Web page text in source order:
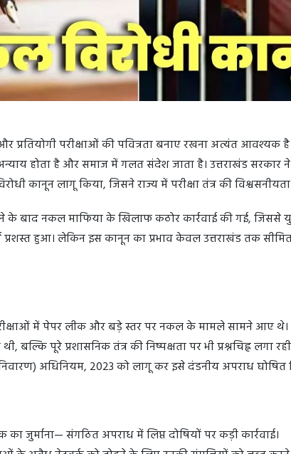
प्रतियोगी परीक्षाओं की पवित्रता बनाए रखना अत्यंत आवश्यक
होता है और समाज में गलत संदेश जाता है। उत्तराखंड सरकार
कानून लागू किया, जिसने राज्य में परीक्षा तंत्र की विश्वसनीयता
के बाद नकल माफिया के खिलाफ कठोर कार्रवाई की गई, जिससे
प्रशस्त हुआ। लेकिन इस कानून का प्रभाव केवल उत्तराखंड तक सीमित
में पेपर लीक और बड़े स्तर पर नकल के मामले सामने आए थे।
पूरे प्रशासनिक तंत्र की निष्पक्षता पर भी प्रश्नचिह्न लगा
अधिनियम, 2023 को लागू कर इसे दंडनीय अपराध घोषित
जुर्माना— संगठित अपराध में लिप्त दोषियों पर कड़ी कार्रवाई।